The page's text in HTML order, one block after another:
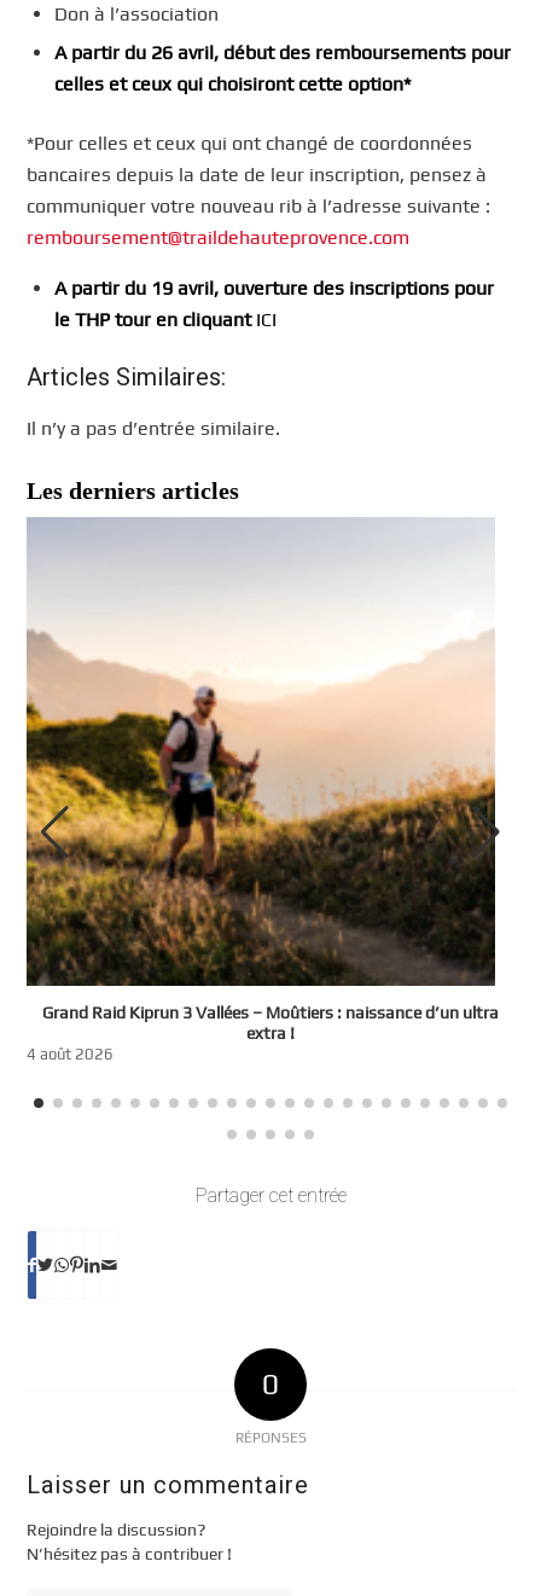
Don à l’association
A partir du 26 avril, début des remboursements pour
celles et ceux qui choisiront cette option*
*Pour celles et ceux qui ont changé de coordonnées
bancaires depuis la date de leur inscription, pensez à
communiquer votre nouveau rib à l’adresse suivante :
remboursement@traildehauteprovence.com
A partir du 19 avril, ouverture des inscriptions pour
le THP tour en cliquant ICI
Articles Similaires:
Il n’y a pas d’entrée similaire.
Les derniers articles
Grand Raid Kiprun 3 Vallées – Moûtiers : naissance d’un ultra
extra !
4 août 2026
Partager cet entrée
0
RÉPONSES
Laisser un commentaire
Rejoindre la discussion?
N’hésitez pas à contribuer !